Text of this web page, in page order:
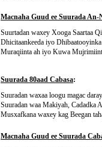
Macnaha Guud ee Suurada An-
Suurtadan waxey Xooga Saartaa
Dhicitaankeeda iyo
Muraqiinta ah iyo Kuwa
Suurada 80aad Cabasa:
Suuradan waxaa loogu magac
Suuradan waa Makiyah, Cadadka
Musxafkana waxey kag Beegan
Macnaha Guud ee Suurada